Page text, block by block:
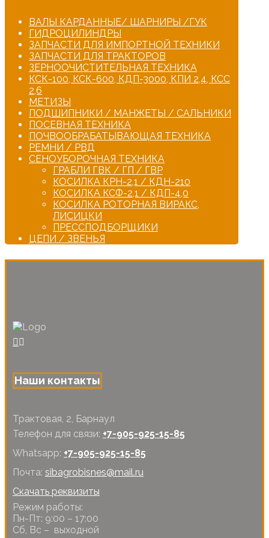
ВАЛЫ КАРДАННЫЕ/ ШАРНИРЫ /ГУК
ГИДРОЦИЛИНДРЫ
ЗАПЧАСТИ ДЛЯ ИМПОРТНОЙ ТЕХНИКИ
ЗАПЧАСТИ ДЛЯ ТРАКТОРОВ
ЗЕРНООЧИСТИТЕЛЬНАЯ ТЕХНИКА
КСК-100, КСК-600, КДП-3000, КПИ 2,4, КСС
2,6
МЕТИЗЫ
ПОДШИПНИКИ / МАНЖЕТЫ / САЛЬНИКИ
ПОСЕВНАЯ ТЕХНИКА
ПОЧВООБРАБАТЫВАЮЩАЯ ТЕХНИКА
РЕМНИ / РВД
СЕНОУБОРОЧНАЯ ТЕХНИКА
ГРАБЛИ ГВК / ГП / ГВР
КОСИЛКА КРН-2,1 / КДН-210
КОСИЛКА КСФ-2,1 / КДП-4,0
КОСИЛКА РОТОРНАЯ ВИРАКС,
ЛИСИЦКИ
ПРЕССПОДБОРЩИКИ
ЦЕПИ / ЗВЕНЬЯ
Наши контакты
Трактовая, 2, Барнаул
Телефон для связи: +7-905-925-15-85
Whatsapp: +7-905-925-15-85
Почта: sibagrobisnes@mail.ru
Скачать реквизиты
Режим работы:
Пн-Пт: 9:00 – 17:00
Сб, Вс – выходной